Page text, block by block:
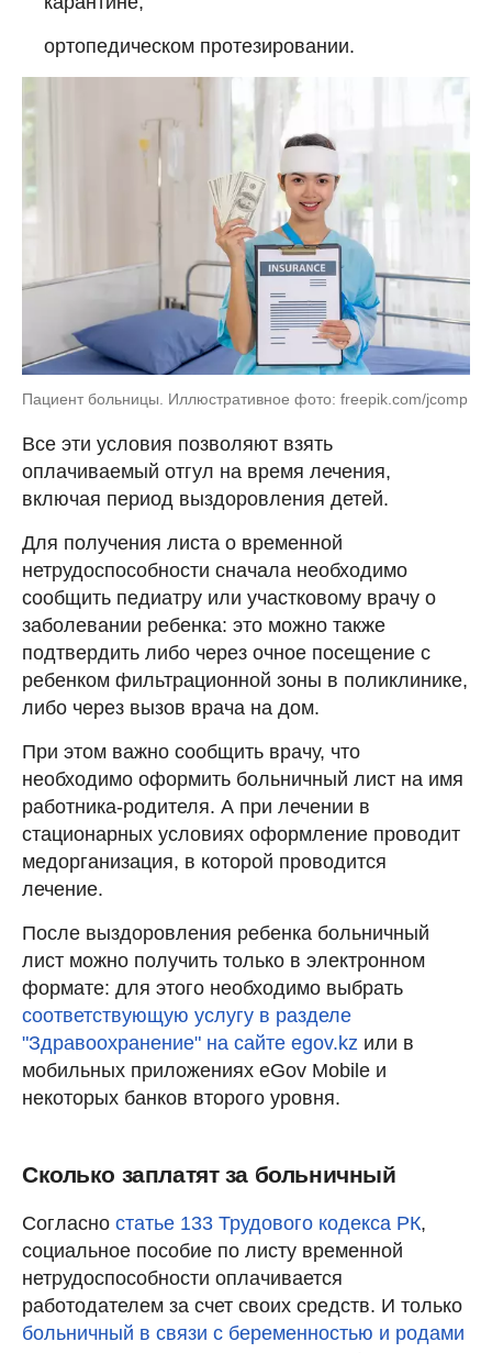
ортопедическом протезировании.
Пациент больницы. Иллюстративное фото: freepik.com/jcomp
Все эти условия позволяют взять
оплачиваемый отгул на время лечения,
включая период выздоровления детей.
Для получения листа о временной
нетрудоспособности сначала необходимо
сообщить педиатру или участковому врачу о
заболевании ребенка: это можно также
подтвердить либо через очное посещение с
ребенком фильтрационной зоны в поликлинике,
либо через вызов врача на дом.
При этом важно сообщить врачу, что
необходимо оформить больничный лист на имя
работника-родителя. А при лечении в
стационарных условиях оформление проводит
медорганизация, в которой проводится
лечение.
После выздоровления ребенка больничный
лист можно получить только в электронном
формате: для этого необходимо выбрать
соответствующую услугу в разделе
"Здравоохранение" на сайте egov.kz или в
мобильных приложениях eGov Mobile и
некоторых банков второго уровня.
Сколько заплатят за больничный
Согласно статье 133 Трудового кодекса РК,
социальное пособие по листу временной
нетрудоспособности оплачивается
работодателем за счет своих средств. И только
больничный в связи с беременностью и родами